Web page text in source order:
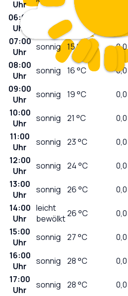
Uhr
06:00
Uhr
15 °C
07:00
Uhr
sonnig 15°C 0,0
08:00
Uhr
sonnig 16°C 0,0
09:00
Uhr
sonnig 19°C 0,0
10:00
Uhr
sonnig 21 °C 0,0
11:00
Uhr
sonnig 23°C 0,0
12:00
Uhr
sonnig 24°C 0,0
13:00
Uhr
sonnig 26°C 0,0
14:00
Uhr
leicht
bewölkt26°C 0,0
15:00
Uhr
sonnig 27°C 0,0
16:00
Uhr
sonnig 28°C 0,0
17:00
Uhr
sonnig 28°C 0,0